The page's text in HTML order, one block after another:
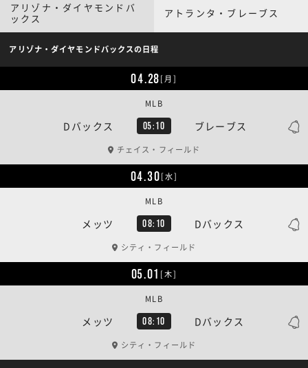
アリゾナ・ダイヤモンドバ
ックス
アトランタ・ブレーブス
アリゾナ・ダイヤモンドバックスの日程
04.28[月]
Dバックス 05:10 ブレーブス
MLB
チェイス・フィールド
04.30[水]
メッツ 08:10 Dバックス
MLB
シティ・フィールド
05.01 [木]
メッツ 08:10 Dバックス
MLB
シティ・フィールド